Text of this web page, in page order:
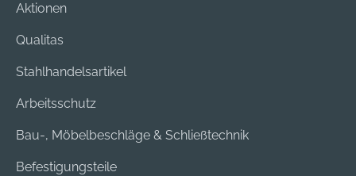
Aktionen
Qualitas
Stahlhandelsartikel
Arbeitsschutz
Bau-, Möbelbeschläge & Schließtechnik
Befestigungsteile